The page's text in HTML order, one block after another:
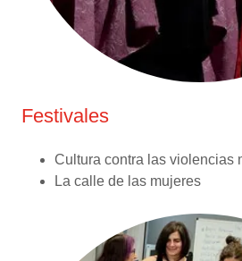
Festivales
Cultura contra las violencias
La calle de las mujeres